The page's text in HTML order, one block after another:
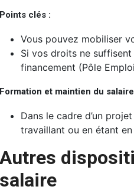
Points clés :
Vous pouvez mobiliser
Si vos droits ne
financement (Pôle
Formation et maintien du
Dans le cadre d’un
travaillant ou en étant
Autres
salaire